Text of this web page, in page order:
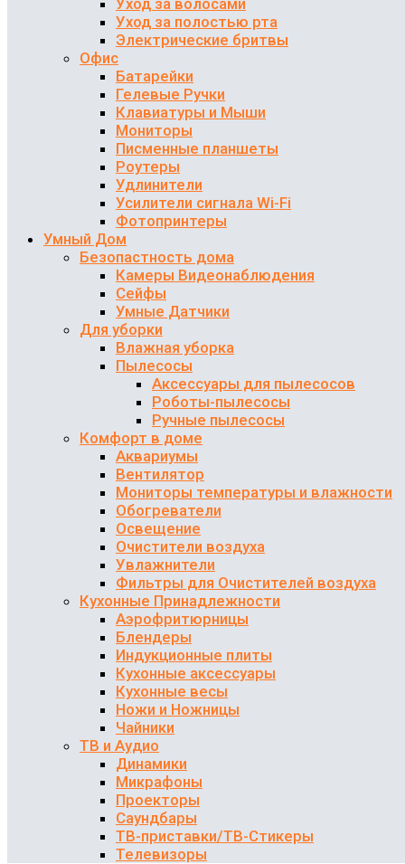
Уход за полостью рта
Электрические бритвы
Офис
Батарейки
Гелевые Ручки
Клавиатуры и Мыши
Мониторы
Писменные планшеты
Роутеры
Удлинители
Усилители сигнала Wi-Fi
Фотопринтеры
Умный Дом
Безопастность дома
Камеры Видеонаблюдения
Сейфы
Умные Датчики
Для уборки
Влажная уборка
Пылесосы
Аксессуары для пылесосов
Роботы-пылесосы
Ручные пылесосы
Комфорт в доме
Аквариумы
Вентилятор
Мониторы температуры и влажности
Обогреватели
Освещение
Очистители воздуха
Увлажнители
Фильтры для Очистителей воздуха
Кухонные Принадлежности
Аэрофритюрницы
Блендеры
Индукционные плиты
Кухонные аксессуары
Кухонные весы
Ножи и Ножницы
Чайники
ТВ и Аудио
Динамики
Микрафоны
Проекторы
Саундбары
ТВ-приставки/ТВ-Стикеры
Телевизоры